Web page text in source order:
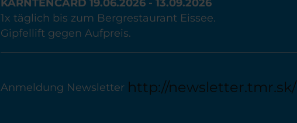
KÄRNTENCARD 19.06.2026 - 13.09.2026
1x täglich bis zum Bergrestaurant Eissee.
Gipfellift gegen Aufpreis.
Anmeldung Newsletter http://newsletter.tmr.sk/